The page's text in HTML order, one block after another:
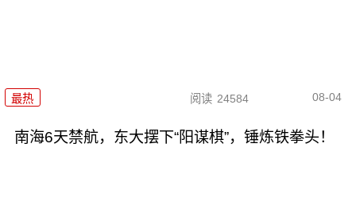
最热 阅读 24584 08-04
南海6天禁航，东大摆下“阳谋棋”，锤炼铁拳头！